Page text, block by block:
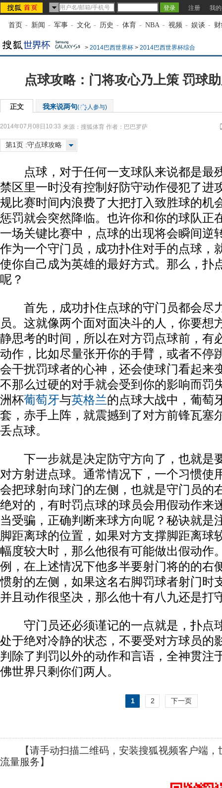
注册 我
首页 - 新闻 - 军事 - 文化 - 历史 - 体育 - NBA - 视频 - 娱谈 -
> 2014巴西世界杯 > 2014巴西世界杯综合
点球攻略：门将攻心乃上策 罚球
正文 我来说两句( 人参与)
2014年07月08日10:33 来源： 搜狐体育 作者：巴巴罗萨
第1页 :守点球攻略
点球，对于任何一支球队来说都是最
禁区里一时没有控制好防守动作侵犯了进
规比赛时间内浪费了大把打入致胜球的机
惩罚就会突然降临。也许你和你的球队正
一场关键比赛中，点球的出现将会瞬间逆
作为一个守门员，成功扑住对手的点球，
使你自己成为英雄的最好方式。那么，扑
呢？
首先，成功扑住点球的守门员都会尽
员。这就像两个面对面决斗的人，你要想
静思考的时间，所以在对方罚点球前，有
动作，比如尽量张开你的手臂，或者不停
会干扰罚球者的心神，还会使球门看起来
不那么过硬的对手就会受到你的影响而罚
洲杯葡萄牙与英格兰的点球大战中，葡萄
套，赤手上阵，就震撼到了对方前锋瓦塞
丢点球。
下一步就是决定防守方向了，也就是
对方射进点球。通常情况下，一个习惯使
会把球射向球门的左侧，也就是守门员的
绝对的，有时罚点球的球员会用假动作来
当受骗，正确判断来球方向呢？秘诀就是
脚距离球的位置，如果对方支撑脚距离球
幅度较大时，那么他很有可能做出假动作
例，在上述情况下他多半要射门将的的右
惯射的左侧，如果这名右脚罚球者射门时
并且动作很坚决，那么他十有八九还是打
守门员还必须谨记的一点就是，扑点
处于绝对冷静的状态，不要受对方球员的
判除了判罚以外的动作和言语，全神贯注
佛世界只剩你们两人。
1 2 下一页
【请手动扫描二维码，安装搜狐视频客户端，
流量服务】